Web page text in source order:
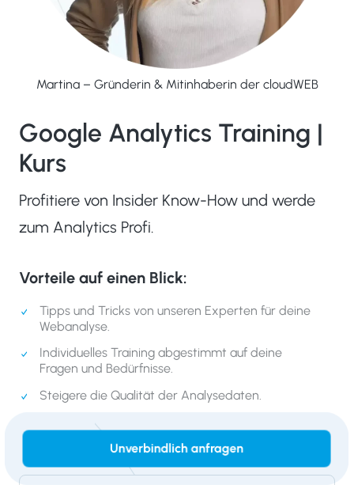
Google Analytics Training |
Kurs
Profitiere von Insider Know-How und werde
zum Analytics Profi.
Vorteile auf einen Blick:
Tipps und Tricks von unseren Experten für deine
Webanalyse.
Individuelles Training abgestimmt auf deine
Fragen und Bedürfnisse.
Steigere die Qualität der Analysedaten.
Unverbindlich anfragen
Martina – Gründerin & Mitinhaberin der cloudWEB